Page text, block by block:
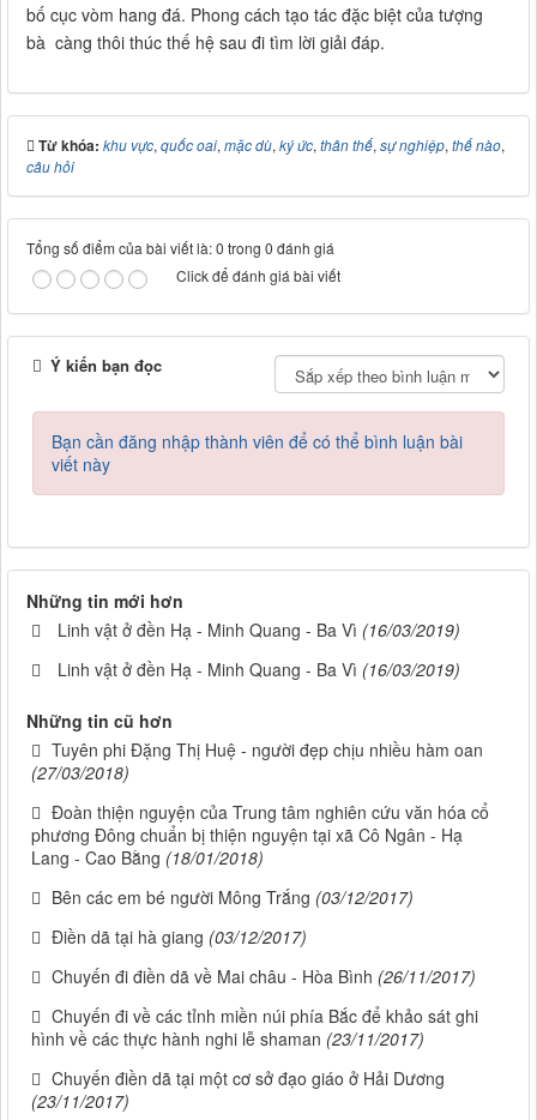
bố cục vòm hang đá. Phong cách tạo tác đặc biệt của tượng
bà càng thôi thúc thế hệ sau đi tìm lời giải đáp.
Từ khóa: khu vực, quốc oai, mặc dù, ký ức, thân thế, sự nghiệp, thế nào,
câu hỏi
Tổng số điểm của bài viết là: 0 trong 0 đánh giá
Click để đánh giá bài viết
Ý kiến bạn đọc
Bạn cần đăng nhập thành viên để có thể bình luận bài
viết này
Những tin mới hơn
Linh vật ở đền Hạ - Minh Quang - Ba Vì (16/03/2019)
Linh vật ở đền Hạ - Minh Quang - Ba Vì (16/03/2019)
Những tin cũ hơn
Tuyên phi Đặng Thị Huệ - người đẹp chịu nhiều hàm oan
(27/03/2018)
Đoàn thiện nguyện của Trung tâm nghiên cứu văn hóa cổ
phương Đông chuẩn bị thiện nguyện tại xã Cô Ngân - Hạ
Lang - Cao Bằng (18/01/2018)
Bên các em bé người Mông Trắng (03/12/2017)
Điền dã tại hà giang (03/12/2017)
Chuyến đi điền dã về Mai châu - Hòa Bình (26/11/2017)
Chuyến đi về các tỉnh miền núi phía Bắc để khảo sát ghi
hình về các thực hành nghi lễ shaman (23/11/2017)
Chuyến điền dã tại một cơ sở đạo giáo ở Hải Dương
(23/11/2017)